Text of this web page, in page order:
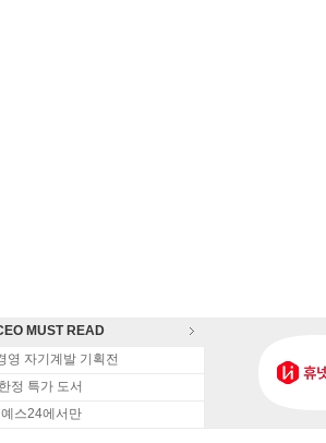
MUST READ
영 자기계발 기획전
정 특가 도서
스24에서만